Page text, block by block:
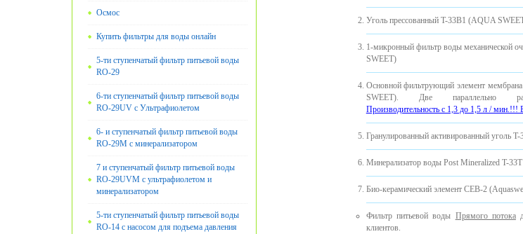
Oсмос
Купить фильтры для воды онлайн
5-ти ступенчатый фильтр питьевой воды
RO-29
6-ти ступенчатый фильтр питьевой воды
RO-29UV с Ультрафиолетом
6- и ступенчатый фильтр питьевой воды
RO-29М с минерализатором
7 и ступенчатый фильтр питьевой воды
RO-29UVM с ультрафиолетом и
минерализатором
5-ти ступенчатый фильтр питьевой воды
RO-14 с насосом для подъема давления
Уголь прессованный T-33B1 (AQUA
1-микронный фильтр воды механической
SWEET)
Основной фильтрующий элемент
SWEET). Две параллельно
Производительность с 1,3 до 1,5 л / мин.!!!
Гранулированный активированный уголь
Минерализатор воды Post Mineralized T-
Био-керамический элемент CEB-2
Фильтр питьевой воды Прямого потока
клиентов.